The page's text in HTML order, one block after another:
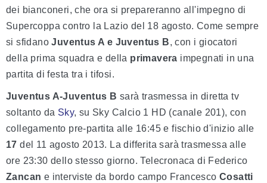
dei bianconeri, che ora si prepareranno all'impegno di
Supercoppa contro la Lazio del 18 agosto. Come sempre
si sfidanoJuventus A e Juventus B, con i giocatori
della prima squadra e della primavera impegnati in una
partita di festa tra i tifosi.
Juventus A-Juventus B sarà trasmessa in diretta tv
soltanto da Sky, su Sky Calcio 1 HD (canale 201), con
collegamento pre-partita alle 16:45 e fischio d'inizio alle
17 del 11 agosto 2013. La differita sarà trasmessa alle
ore 23:30 dello stesso giorno. Telecronaca di Federico
Zancan e interviste da bordo campo FrancescoCosatti